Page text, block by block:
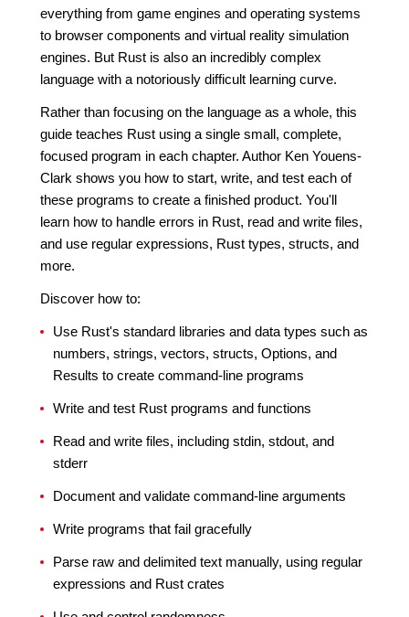
everything from game engines and operating systems
to browser components and virtual reality simulation
engines. But Rust is also an incredibly complex
language with a notoriously difficult learning curve.
Rather than focusing on the language as a whole, this
guide teaches Rust using a single small, complete,
focused program in each chapter. Author Ken Youens-
Clark shows you how to start, write, and test each of
these programs to create a finished product. You'll
learn how to handle errors in Rust, read and write files,
and use regular expressions, Rust types, structs, and
more.
Discover how to:
Use Rust's standard libraries and data types such as
numbers, strings, vectors, structs, Options, and
Results to create command-line programs
Write and test Rust programs and functions
Read and write files, including stdin, stdout, and
stderr
Document and validate command-line arguments
Write programs that fail gracefully
Parse raw and delimited text manually, using regular
expressions and Rust crates